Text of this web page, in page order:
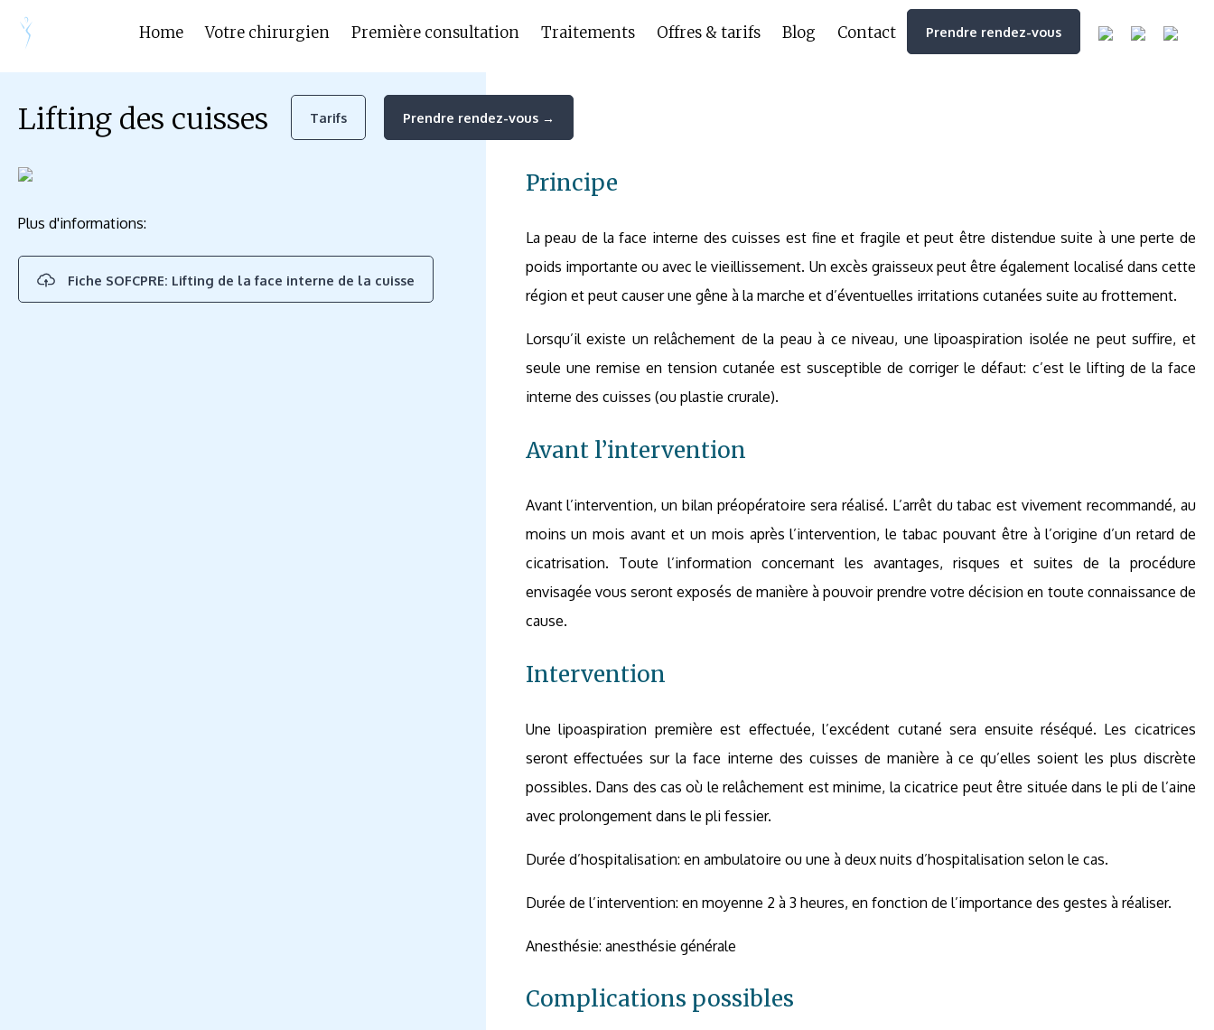
Home Votre chirurgien Première consultation Traitements Offres & tarifs Blog Contact Prendre rendez-vous
Lifting des cuisses Tarifs Prendre rendez-vous →
Plus d'informations:
Fiche SOFCPRE: Lifting de la face interne de la cuisse
Principe
La peau de la face interne des cuisses est fine et fragile et peut être distendue suite à une perte de
poids importante ou avec le vieillissement. Un excès graisseux peut être également localisé dans cette
région et peut causer une gêne à la marche et d’éventuelles irritations cutanées suite au frottement.
Lorsqu’il existe un relâchement de la peau à ce niveau, une lipoaspiration isolée ne peut suffire, et
seule une remise en tension cutanée est susceptible de corriger le défaut: c’est le lifting de la face
interne des cuisses (ou plastie crurale).
Avant l’intervention
Avant l’intervention, un bilan préopératoire sera réalisé. L’arrêt du tabac est vivement recommandé, au
moins un mois avant et un mois après l’intervention, le tabac pouvant être à l’origine d’un retard de
cicatrisation. Toute l’information concernant les avantages, risques et suites de la procédure
envisagée vous seront exposés de manière à pouvoir prendre votre décision en toute connaissance de
cause.
Intervention
Une lipoaspiration première est effectuée, l’excédent cutané sera ensuite réséqué. Les cicatrices
seront effectuées sur la face interne des cuisses de manière à ce qu’elles soient les plus discrète
possibles. Dans des cas où le relâchement est minime, la cicatrice peut être située dans le pli de l’aine
avec prolongement dans le pli fessier.
Durée d’hospitalisation: en ambulatoire ou une à deux nuits d’hospitalisation selon le cas.
Durée de l’intervention: en moyenne 2 à 3 heures, en fonction de l’importance des gestes à réaliser.
Anesthésie: anesthésie générale
Complications possibles